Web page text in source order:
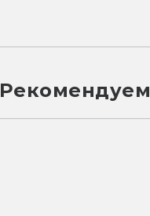
Рекомендуем